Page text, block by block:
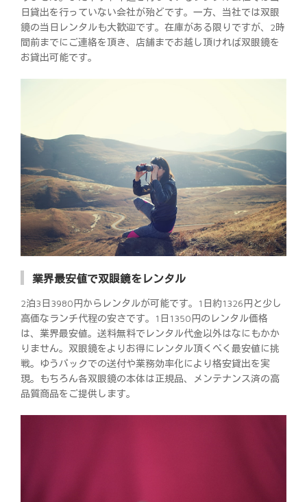
日貸出を行っていない会社が殆どです。一方、当社では双眼
鏡の当日レンタルも大歓迎です。在庫がある限りですが、2時
間前までにご連絡を頂き、店舗までお越し頂ければ双眼鏡を
お貸出可能です。
業界最安値で双眼鏡をレンタル
2泊3日3980円からレンタルが可能です。1日約1326円と少し
高価なランチ代程の安さです。1日1350円のレンタル価格
は、業界最安値。送料無料でレンタル代金以外はなにもかか
りません。双眼鏡をよりお得にレンタル頂くべく最安値に挑
戦。ゆうパックでの送付や業務効率化により格安貸出を実
現。もちろん各双眼鏡の本体は正規品、メンテナンス済の高
品質商品をご提供します。